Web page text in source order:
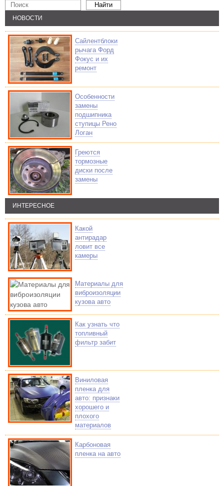
НОВОСТИ
Сайлентблоки
рычага Форд
Фокус и их
ремонт
Особенности
замены
подшипника
ступицы Рено
Логан
Греются
тормозные
диски после
замены
ИНТЕРЕСНОЕ
Какой
антирадар
ловит все
камеры
Материалы для
виброизоляции
кузова авто
Как узнать что
топливный
фильтр забит
Виниловая
пленка для
авто: признаки
хорошего и
плохого
материалов
Карбоновая
пленка на авто